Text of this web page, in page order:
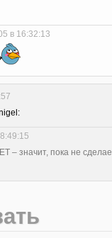
в 16:32:13
значит, пока не